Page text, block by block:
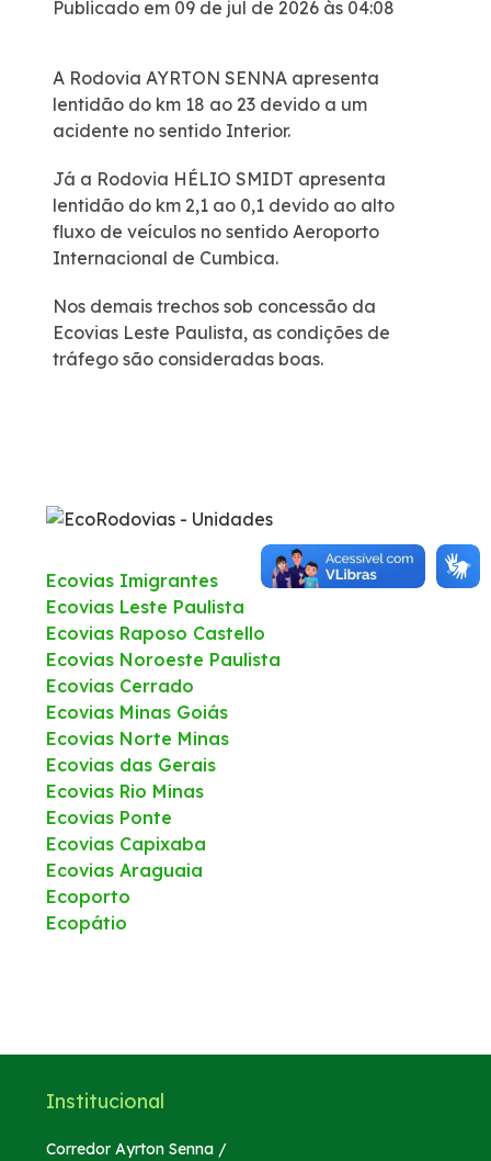
Ouvidoria
Fale Conosco
Dúvidas
Publicado em 09 de jul de 2026 às 04:08
A Rodovia AYRTON SENNA apresenta
lentidão do km 18 ao 23 devido a um
acidente no sentido Interior.
Já a Rodovia HÉLIO SMIDT apresenta
lentidão do km 2,1 ao 0,1 devido ao alto
fluxo de veículos no sentido Aeroporto
Internacional de Cumbica.
Nos demais trechos sob concessão da
Ecovias Leste Paulista, as condições de
tráfego são consideradas boas.
Ecovias Imigrantes
Ecovias Leste Paulista
Ecovias Raposo Castello
Ecovias Noroeste Paulista
Ecovias Cerrado
Ecovias Minas Goiás
Ecovias Norte Minas
Ecovias das Gerais
Ecovias Rio Minas
Ecovias Ponte
Ecovias Capixaba
Ecovias Araguaia
Ecoporto
Ecopátio
Institucional
Corredor Ayrton Senna /